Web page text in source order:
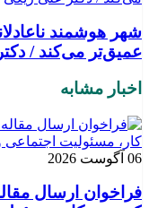
شهر هوشمند
عمیق‌تر می‌کند /
اخبار مشابه
06 آگوست 2026
فراخوان ارسال